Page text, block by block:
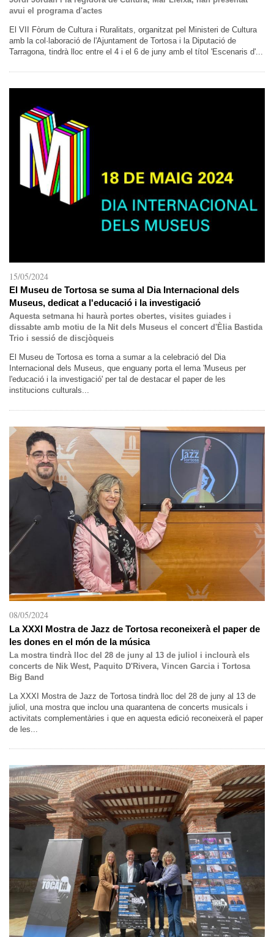
avui el programa d'actes
El VII Fòrum de Cultura i Ruralitats, organitzat pel Ministeri de Cultura
amb la col·laboració de l'Ajuntament de Tortosa i la Diputació de
Tarragona, tindrà lloc entre el 4 i el 6 de juny amb el títol 'Escenaris d'...
15/05/2024
El Museu de Tortosa se suma al Dia Internacional dels
Museus, dedicat a l'educació i la investigació
Aquesta setmana hi haurà portes obertes, visites guiades i
dissabte amb motiu de la Nit dels Museus el concert d'Èlia Bastida
Trio i sessió de discjòqueis
El Museu de Tortosa es torna a sumar a la celebració del Dia
Internacional dels Museus, que enguany porta el lema 'Museus per
l'educació i la investigació' per tal de destacar el paper de les
institucions culturals...
08/05/2024
La XXXI Mostra de Jazz de Tortosa reconeixerà el paper de
les dones en el món de la música
La mostra tindrà lloc del 28 de juny al 13 de juliol i inclourà els
concerts de Nik West, Paquito D'Rivera, Vincen Garcia i Tortosa
Big Band
La XXXI Mostra de Jazz de Tortosa tindrà lloc del 28 de juny al 13 de
juliol, una mostra que inclou una quarantena de concerts musicals i
activitats complementàries i que en aquesta edició reconeixerà el paper
de les...